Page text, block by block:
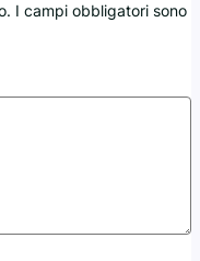
I campi obbligatori sono